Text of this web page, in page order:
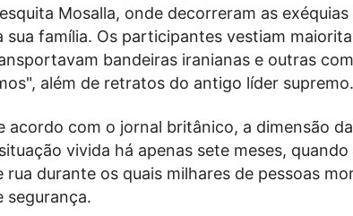
Mosalla, onde decorreram as
sua família. Os participantes vestiam
bandeiras iranianas e outras
além de retratos do antigo líder supremo.
acordo com o jornal britânico, a dimensão
vivida há apenas sete meses,
rua durante os quais milhares de pessoas
segurança.